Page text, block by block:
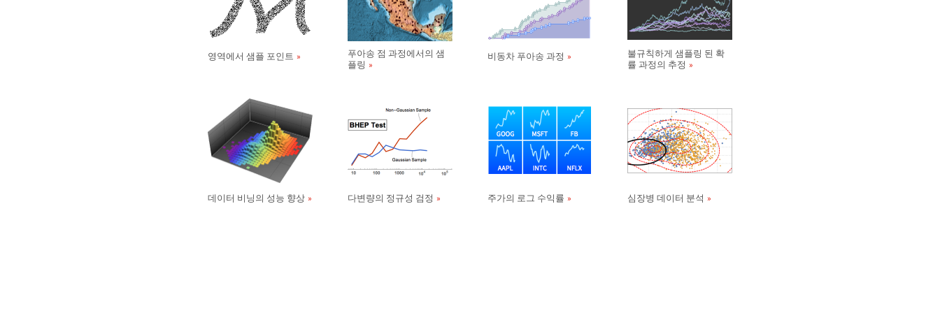
영역에서 샘플 포인트
푸아송 점 과정에서의 샘
플링
비동차 푸아송 과정
불규칙하게 샘플링 된 확
률 과정의 추정
데이터 비닝의 성능 향상 다변량의 정규성 검정 주가의 로그 수익률 심장병 데이터 분석